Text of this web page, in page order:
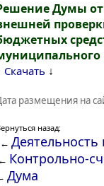
Думы от
Скачать ↓
размещения на
назад:
← Деятельность
← Контрольно-
Дума